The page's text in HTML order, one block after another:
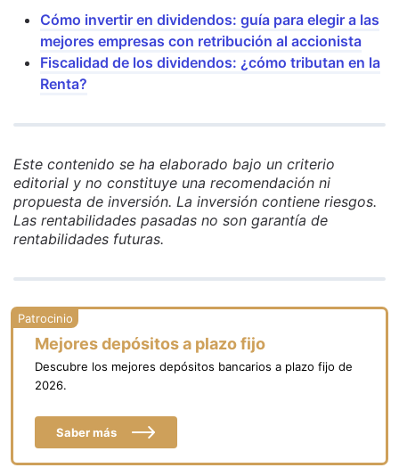
Cómo invertir en dividendos: guía para elegir a las
mejores empresas con retribución al accionista
Fiscalidad de los dividendos: ¿cómo tributan en la
Renta?
Este contenido se ha elaborado bajo un criterio
editorial y no constituye una recomendación ni
propuesta de inversión. La inversión contiene riesgos.
Las rentabilidades pasadas no son garantía de
rentabilidades futuras.
Mejores depósitos a plazo fijo
Descubre los mejores depósitos bancarios a plazo fijo de
2026.
Saber más